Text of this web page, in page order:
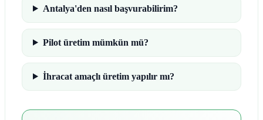
Antalya'den nasıl başvurabilirim?
Pilot üretim mümkün mü?
İhracat amaçlı üretim yapılır mı?